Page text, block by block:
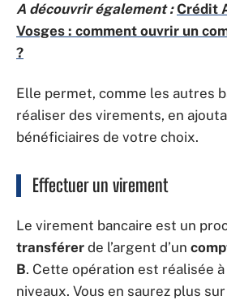
A découvrir également : Crédit
Vosges : comment ouvrir un
?
Elle permet, comme les autres
réaliser des virements, en
bénéficiaires de votre choix.
Effectuer un virement
Le virement bancaire est un
transférer de l’argent d’un
B. Cette opération est réalisée
niveaux. Vous en saurez plus sur